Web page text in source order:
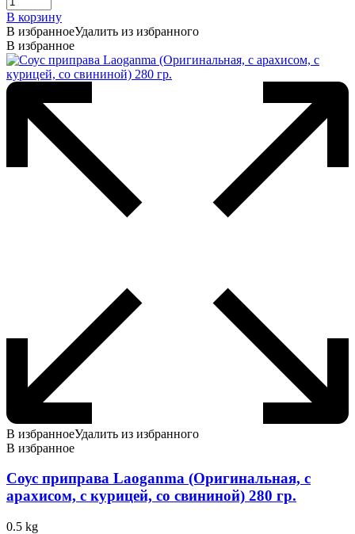
В корзину
В избранноеУдалить из избранного
В избранное
В избранноеУдалить из избранного
В избранное
Соус приправа Laoganma (Оригинальная, с
арахисом, с курицей, со свининой) 280 гр.
0.5 kg